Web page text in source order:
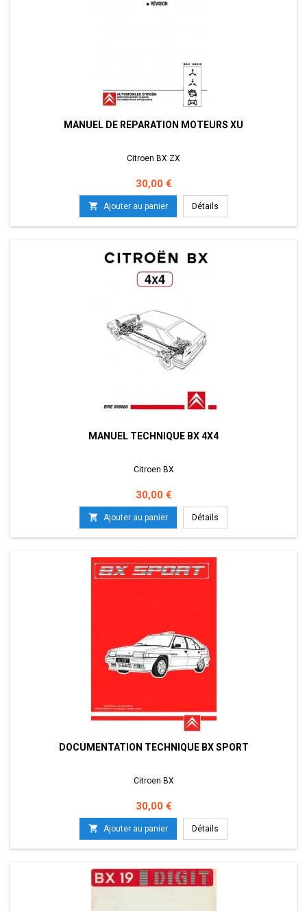
MANUEL DE REPARATION MOTEURS XU
Citroen BX ZX
Prix
30,00 €
 Ajouter au panier Détails
MANUEL TECHNIQUE BX 4X4
Citroen BX
Prix
30,00 €
 Ajouter au panier Détails
DOCUMENTATION TECHNIQUE BX SPORT
Citroen BX
Prix
30,00 €
 Ajouter au panier Détails